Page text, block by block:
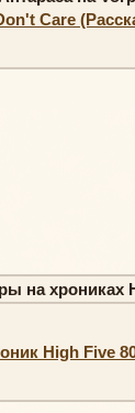
Care
на хрониках
High Five